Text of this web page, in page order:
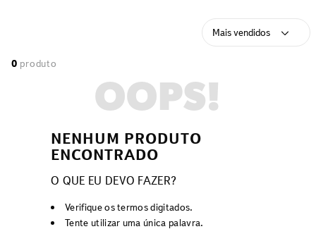
Mais vendidos
0 produto
OOPS!
NENHUM PRODUTO
ENCONTRADO
O QUE EU DEVO FAZER?
Verifique os termos digitados.
Tente utilizar uma única palavra.